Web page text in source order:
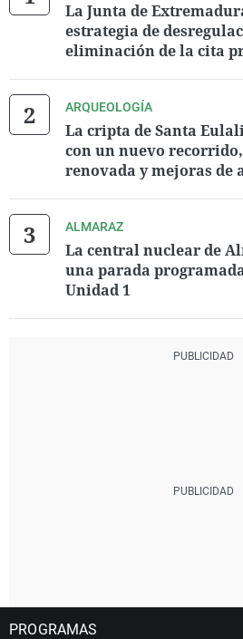
La Junta de
estrategia de
eliminación de la cita
ARQUEOLOGÍA
La cripta de Santa
con un nuevo
renovada y mejoras de
ALMARAZ
La central nuclear de
una parada
Unidad 1
PROGRAMAS